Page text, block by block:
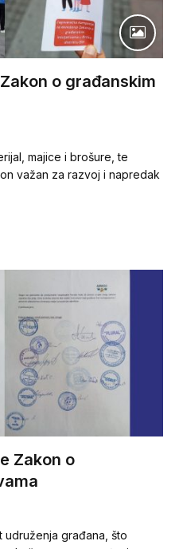
o građanskim
majice i brošure, te
važan za razvoj i napredak
Zakon o
udruženja građana, što